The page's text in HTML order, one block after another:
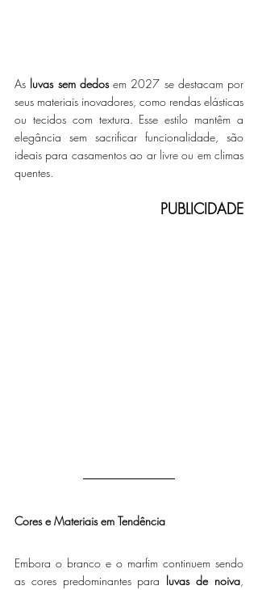
As luvas sem dedos em 2027 se destacam por
seus materiais inovadores, como rendas elásticas
ou tecidos com textura. Esse estilo mantêm a
elegância sem sacrificar funcionalidade, são
ideais para casamentos ao ar livre ou em climas
quentes.
PUBLICIDADE
Cores e Materiais em Tendência
Embora o branco e o marfim continuem sendo
as cores predominantes para
luvas de noiva,